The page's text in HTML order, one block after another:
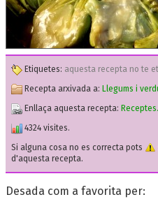
Etiquetes: aquesta recepta no te
Recepta arxivada a: Llegums i
Enllaça aquesta recepta:
4324 visites.
Si alguna cosa no es correcta pots
d'aquesta recepta.
Desada com a favorita per: